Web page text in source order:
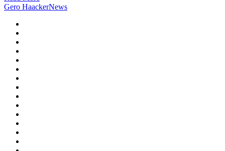
Gero HaackerNews